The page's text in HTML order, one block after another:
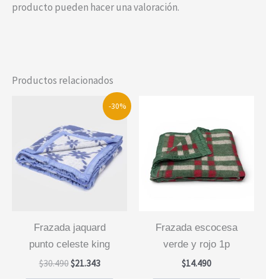
producto pueden hacer una valoración.
Productos relacionados
-30%
frazada jaquard
punto celeste king
$30.490El
$21.343El
frazada escocesa
verde y rojo 1p
$14.490